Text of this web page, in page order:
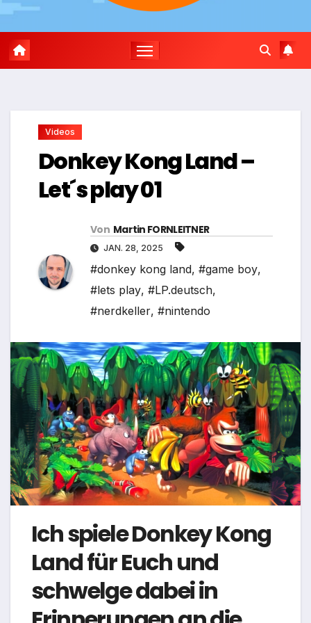
Videos
Donkey Kong Land –
Let´s play 01
Von Martin FORNLEITNER
JAN. 28, 2025
#donkey kong land, #game boy,
#lets play, #LP.deutsch,
#nerdkeller, #nintendo
Ich spiele Donkey Kong
Land für Euch und
schwelge dabei in